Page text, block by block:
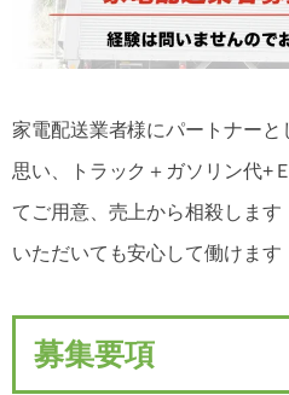
家電配送業者様にパートナーと
思い、
トラック＋ガソリン代+
てご用意、売上から相殺します
いただいても安心して働けます
募集要項